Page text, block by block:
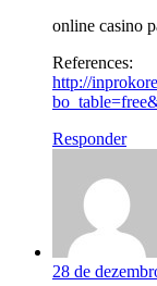
online casino
References:
http://
Responder
28 de